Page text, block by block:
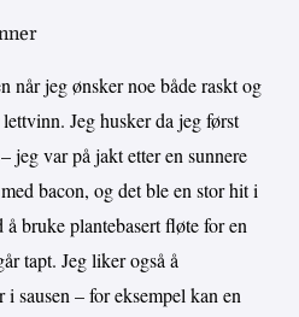
når jeg ønsker noe både raskt og
Jeg husker da jeg først
jeg var på jakt etter en sunnere
bacon, og det ble en stor hit i
bruke plantebasert fløte for en
tapt. Jeg liker også å
sausen – for eksempel kan en